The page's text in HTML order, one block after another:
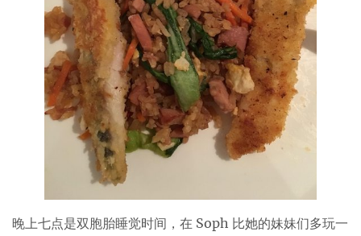
晚上七点是双胞胎睡觉时间，在 Soph 比她的妹妹们多玩一